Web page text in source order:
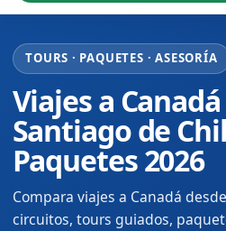
TOURS · PAQUETES · ASESORÍA
Viajes a
Santiago de
Paquetes 2026
Compara viajes a Canadá
circuitos, tours guiados,